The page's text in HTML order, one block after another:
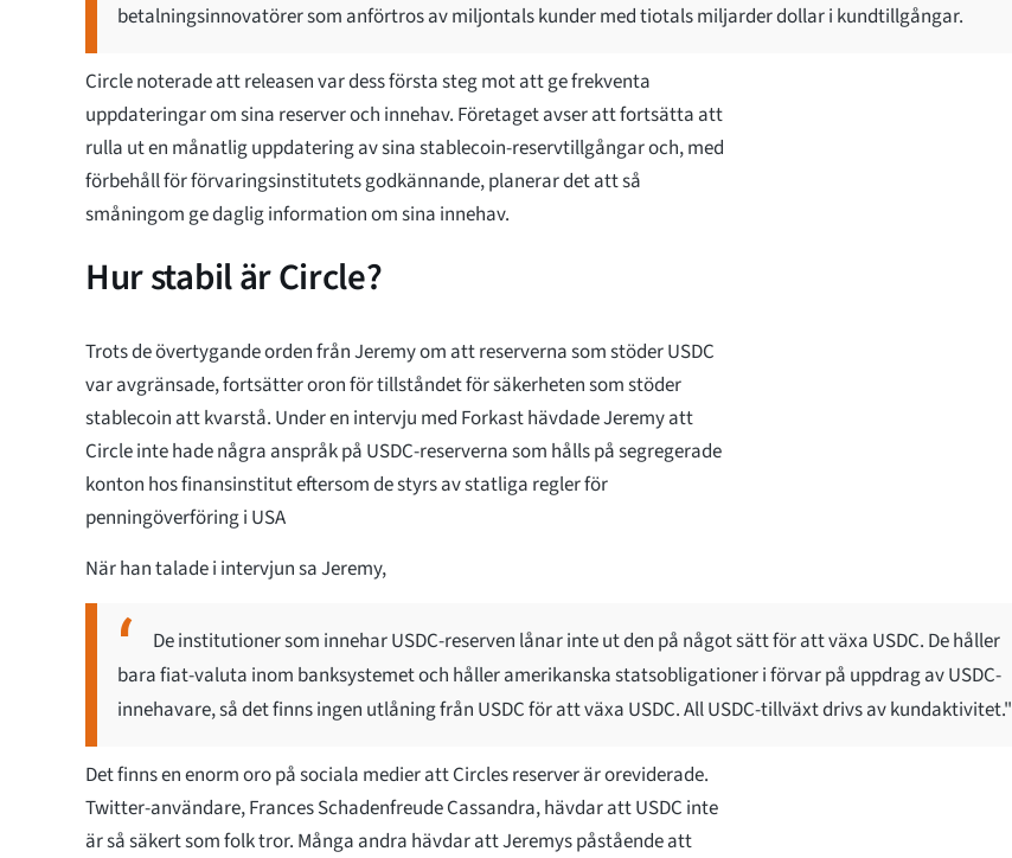
betalningsinnovatörer som anförtros av miljontals kunder med tiotals miljarder dollar i kundtillgångar.
Circle noterade att releasen var dess första steg mot att ge frekventa
uppdateringar om sina reserver och innehav. Företaget avser att fortsätta att
rulla ut en månatlig uppdatering av sina stablecoin-reservtillgångar och, med
förbehåll för förvaringsinstitutets godkännande, planerar det att så
småningom ge daglig information om sina innehav.
Hur stabil är Circle?
Trots de övertygande orden från Jeremy om att reserverna som stöder USDC
var avgränsade, fortsätter oron för tillståndet för säkerheten som stöder
stablecoin att kvarstå. Under en intervju med Forkast hävdade Jeremy att
Circle inte hade några anspråk på USDC-reserverna som hålls på segregerade
konton hos finansinstitut eftersom de styrs av statliga regler för
penningöverföring i USA
När han talade i intervjun sa Jeremy,
De institutioner som innehar USDC-reserven lånar inte ut den på något sätt för att växa USDC. De håller
bara fiat-valuta inom banksystemet och håller amerikanska statsobligationer i förvar på uppdrag av USDC-
innehavare, så det finns ingen utlåning från USDC för att växa USDC. All USDC-tillväxt drivs av kundaktivitet."
Det finns en enorm oro på sociala medier att Circles reserver är oreviderade.
Twitter-användare, Frances Schadenfreude Cassandra, hävdar att USDC inte
är så säkert som folk tror. Många andra hävdar att Jeremys påstående att